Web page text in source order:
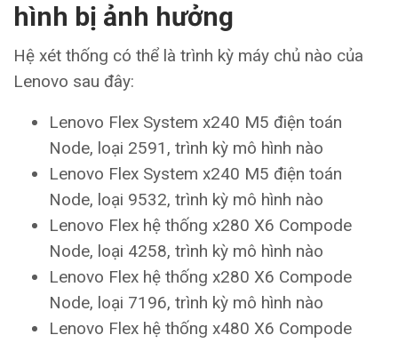
hình bị ảnh hưởng
Hệ xét thống có thể là trình kỳ máy chủ nào của
Lenovo sau đây:
Lenovo Flex System x240 M5 điện toán
Node, loại 2591, trình kỳ mô hình nào
Lenovo Flex System x240 M5 điện toán
Node, loại 9532, trình kỳ mô hình nào
Lenovo Flex hệ thống x280 X6 Compode
Node, loại 4258, trình kỳ mô hình nào
Lenovo Flex hệ thống x280 X6 Compode
Node, loại 7196, trình kỳ mô hình nào
Lenovo Flex hệ thống x480 X6 Compode